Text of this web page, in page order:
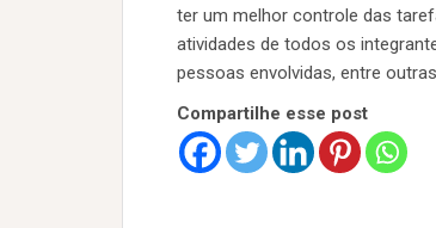
ter um melhor controle das
atividades de todos os
pessoas envolvidas, entre
Compartilhe esse post